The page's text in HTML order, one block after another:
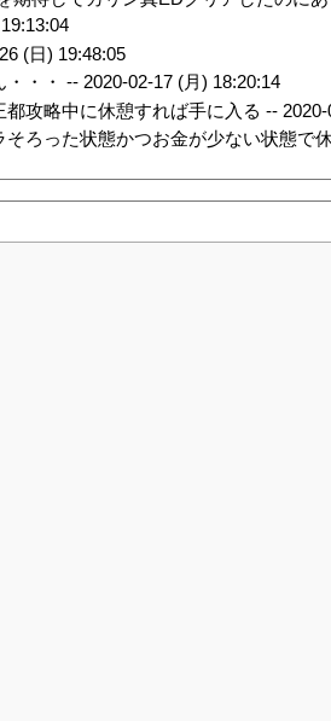
(日) 19:48:05
・・・ -- 2020-02-17 (月) 18:20:14
攻略中に休憩すれば手に入る --
ろった状態かつお金が少ない状態で